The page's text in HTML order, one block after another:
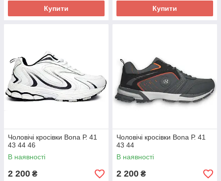
Купити Купити
Чоловічі кросівки Bona Р. 41
43 44 46
В наявності
2 200 ₴
Чоловічі кросівки Bona Р. 41
43 44
В наявності
2 200 ₴